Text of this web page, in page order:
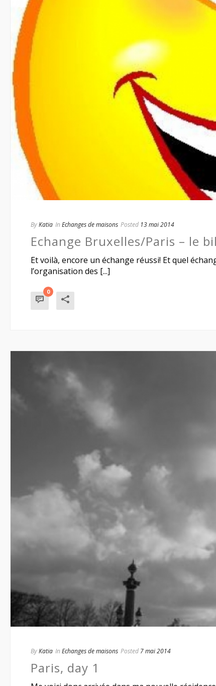
ByKatia In Echanges de maisons Posted 13 mai 2014
Echange Bruxelles/Paris – le
Et voilà, encore un échange réussi! Et quel
l’organisation des [...]
0
ByKatia In Echanges de maisons Posted 7 mai 2014
Paris, day 1